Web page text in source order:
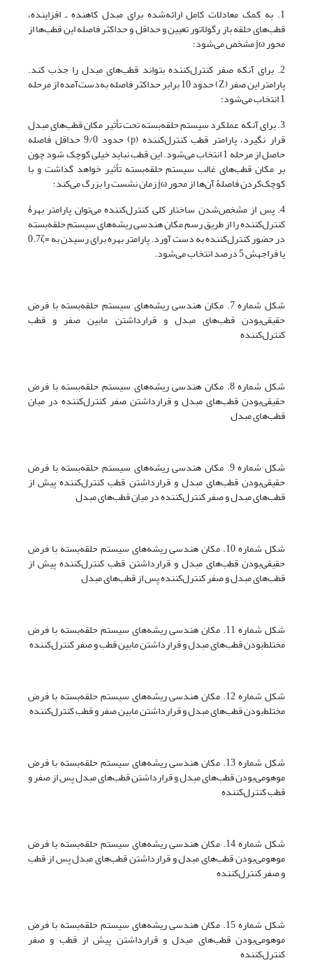
1. به کمک معادلات کامل ارائه‌شده برای مبدل کاهنده ـ افزاینده،
قطب‌های حلقه باز رگولاتور تعیین و حداقل و حداکثر فاصله این قطب‌ها از
محور jω مشخص می‌شود؛
2. برای آنکه صفر کنترل‌کننده بتواند قطب‌های مبدل را جذب کند.
پارامتر این صفر (Z) حدود 10 برابر حداکثر فاصله به‌دست‌آمده از مرحله
1 انتخاب می‌شود؛
3. برای آنکه عملکرد سیستم حلقه‌بسته تحت تأثیر مکان قطب‌های مبدل
قرار نگیرد، پارامتر قطب کنترل‌کننده (p) حدود 9/0 حداقل فاصله
حاصل از مرحله 1 انتخاب می‌شود. این قطب نباید خیلی کوچک شود چون
بر مکان قطب‌های غالب سیستم حلقه‌بسته تأثیر خواهد گذاشت و با
کوچک‌کردن فاصلۀ آن‌ها از محور jω زمان نشست را بزرگ می‌کند؛
4. پس از مشخص‌شدن ساختار کلی کنترل‌کننده می‌توان پارامتر بهرۀ
کنترل‌کننده را از طریق رسم مکان هندسی ریشه‌های سیستم حلقه‌بسته
در حضور کنترل‌کننده به دست آورد. پارامتر بهره برای رسیدن به =0.7ζ
یا فراجهش 5 درصد انتخاب می‌شود.
شکل شماره 7. مکان هندسی ریشه‌های سیستم حلقه‌بسته با فرض
حقیقی‌بودن قطب‌های مبدل و قرار‌داشتن مابین صفر و قطب
کنترل‌کننده
شکل شماره 8. مکان هندسی ریشه‌های سیستم حلقه‌بسته با فرض
حقیقی‌بودن قطب‌های مبدل و قرارداشتن صفر کنترل‌کننده در میان
قطب‌های مبدل
شکل شماره 9. مکان هندسی ریشه‌های سیستم حلقه‌بسته با فرض
حقیقی‌بودن قطب‌های مبدل و قرارداشتن قطب کنترل‌کننده پیش از
قطب‌های مبدل و صفر کنترل‌کننده در میان قطب‌های مبدل
شکل شماره 10. مکان هندسی ریشه‌های سیستم حلقه‌بسته با فرض
حقیقی‌بودن قطب‌های مبدل و قرارداشتن قطب کنترل‌کننده پیش از
قطب‌های مبدل و صفر کنترل‌کننده پس از قطب‌های مبدل
شکل شماره 11. مکان هندسی ریشه‌های سیستم حلقه‌بسته با فرض
مختلط‌بودن قطب‌های مبدل و قرارداشتن مابین قطب و صفر کنترل‌کننده
شکل شماره 12. مکان هندسی ریشه‌های سیستم حلقه‌بسته با فرض
مختلط‌بودن قطب‌های مبدل و قرارداشتن مابین صفر و قطب کنترل‌کننده
شکل شماره 13. مکان هندسی ریشه‌های سیستم حلقه‌بسته با فرض
موهومی‌بودن قطب‌های مبدل و قرارداشتن قطب‌های مبدل پس از صفر و
قطب کنترل‌کننده
شکل شماره 14. مکان هندسی ریشه‌های سیستم حلقه‌بسته با فرض
موهومی‌بودن قطب‌های مبدل و قرارداشتن قطب‌های مبدل پس از قطب
و صفر کنترل‌کننده
شکل شماره 15. مکان هندسی ریشه‌های سیستم حلقه‌بسته با فرض
موهومی‌بودن قطب‌های مبدل و قرارداشتن پیش از قطب و صفر
کنترل‌کننده